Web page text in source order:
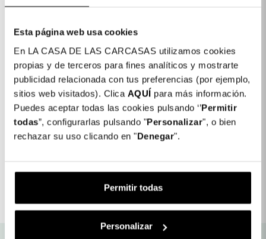
Esta página web usa cookies
En LA CASA DE LAS CARCASAS utilizamos cookies
propias y de terceros para fines analíticos y mostrarte
publicidad relacionada con tus preferencias (por ejemplo,
sitios web visitados). Clica AQUÍ para más información.
Puedes aceptar todas las cookies pulsando ‘’Permitir
todas”, configurarlas pulsando "Personalizar", o bien
rechazar su uso clicando en "Denegar".
Permitir todas
Personalizar

Detalhes do produto
Diseño: Corazones
COLORES DISPONIBLES
Corazones
Floral
Transparente
Don
Touch
Viaje
Detalhes do produto